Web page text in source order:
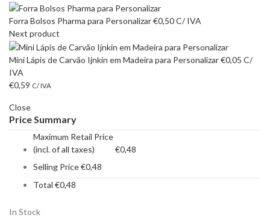
Forra Bolsos Pharma para Personalizar€0,50C/ IVA
Next product
Mini Lápis de Carvão Ijnkin em Madeira para Personalizar€0,05 C/
IVA
€0,59 C/ IVA
Close
Price Summary
Maximum Retail Price
(incl. of all taxes)
€0,48
Selling Price€0,48
Total €0,48
In Stock